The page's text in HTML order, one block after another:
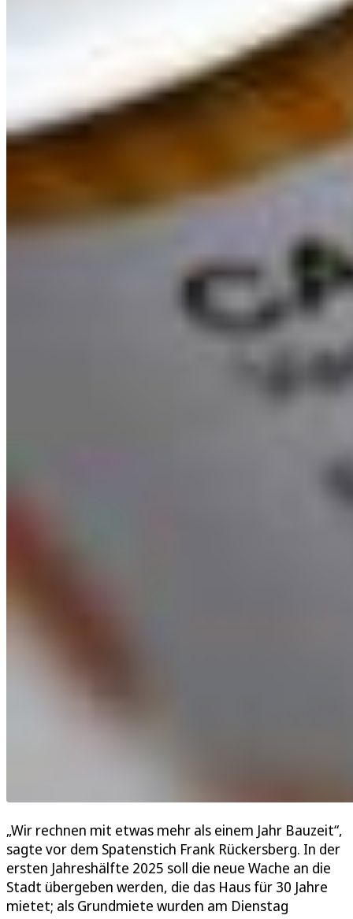
„Wir rechnen mit etwas mehr als einem Jahr Bauzeit“,
sagte vor dem Spatenstich Frank Rückersberg. In der
ersten Jahreshälfte 2025 soll die neue Wache an die
Stadt übergeben werden, die das Haus für 30 Jahre
mietet; als Grundmiete wurden am Dienstag